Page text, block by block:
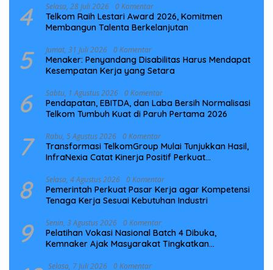
4 Selasa, 28 Juli 2026 0 Komentar
Telkom Raih Lestari Award 2026, Komitmen
Membangun Talenta Berkelanjutan
5 Jumat, 31 Juli 2026 0 Komentar
Menaker: Penyandang Disabilitas Harus Mendapat
Kesempatan Kerja yang Setara
6 Sabtu, 1 Agustus 2026 0 Komentar
Pendapatan, EBITDA, dan Laba Bersih Normalisasi
Telkom Tumbuh Kuat di Paruh Pertama 2026
7 Rabu, 5 Agustus 2026 0 Komentar
Transformasi TelkomGroup Mulai Tunjukkan Hasil,
InfraNexia Catat Kinerja Positif Perkuat
8 Selasa, 4 Agustus 2026 0 Komentar
Pemerintah Perkuat Pasar Kerja agar Kompetensi
Tenaga Kerja Sesuai Kebutuhan Industri
9 Senin, 3 Agustus 2026 0 Komentar
Pelatihan Vokasi Nasional Batch 4 Dibuka,
Kemnaker Ajak Masyarakat Tingkatkan
Selasa, 7 Juli 2026 0 Komentar